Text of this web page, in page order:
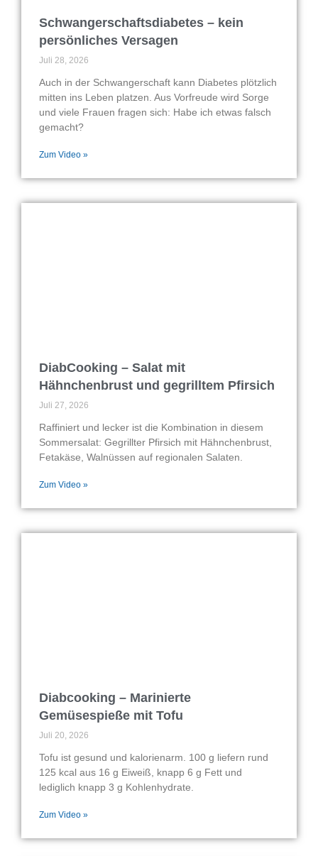
Schwangerschaftsdiabetes – kein
persönliches Versagen
Juli 28, 2026
Auch in der Schwangerschaft kann Diabetes plötzlich
mitten ins Leben platzen. Aus Vorfreude wird Sorge
und viele Frauen fragen sich: Habe ich etwas falsch
gemacht?
Zum Video »
DiabCooking – Salat mit
Hähnchenbrust und gegrilltem Pfirsich
Juli 27, 2026
Raffiniert und lecker ist die Kombination in diesem
Sommersalat: Gegrillter Pfirsich mit Hähnchenbrust,
Fetakäse, Walnüssen auf regionalen Salaten.
Zum Video »
Diabcooking – Marinierte
Gemüsespieße mit Tofu
Juli 20, 2026
Tofu ist gesund und kalorienarm. 100 g liefern rund
125 kcal aus 16 g Eiweiß, knapp 6 g Fett und
lediglich knapp 3 g Kohlenhydrate.
Zum Video »